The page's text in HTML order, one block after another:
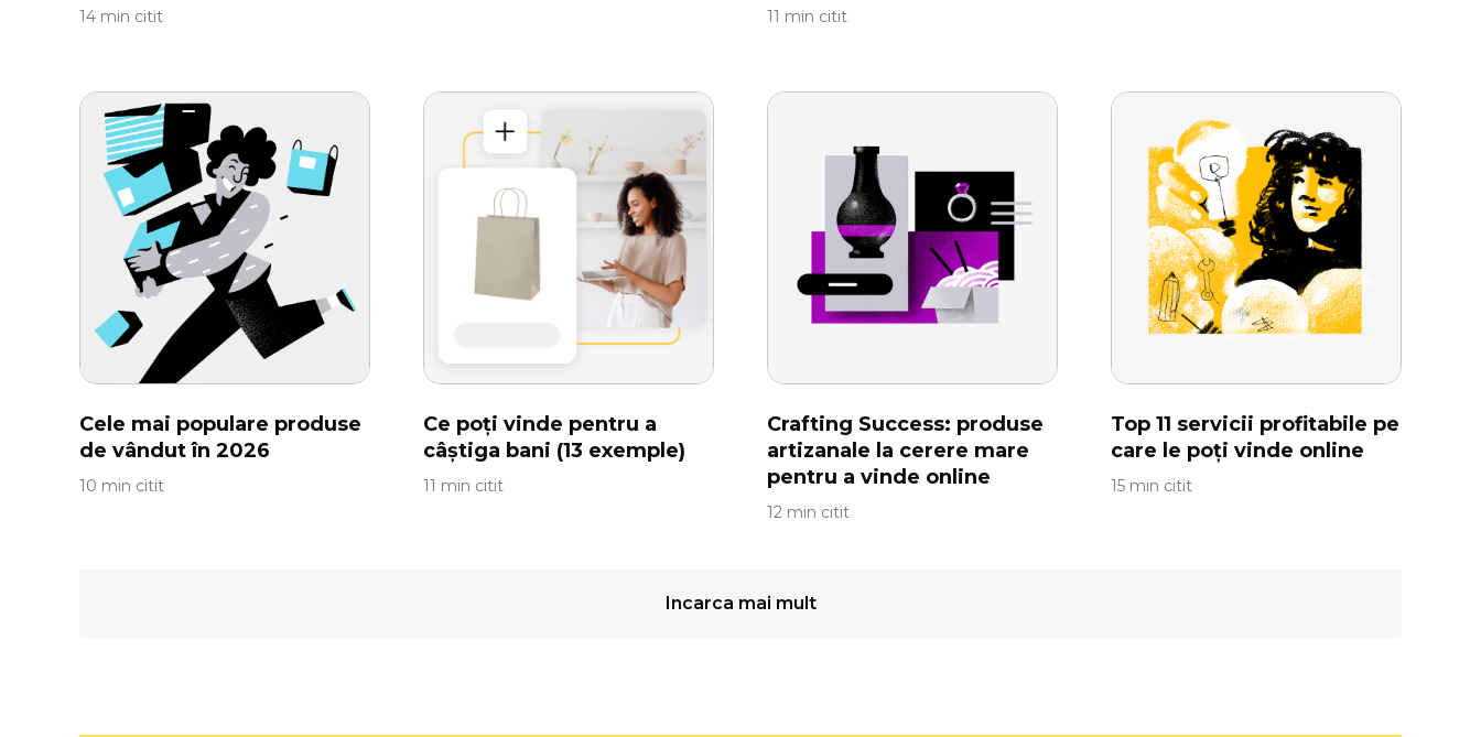
14 min citit 11 min citit
Cele mai populare produse
de vândut în 2026
10 min citit
Ce poți vinde pentru a
câștiga bani (13 exemple)
11 min citit
Crafting Success: produse
artizanale la cerere mare
pentru a vinde online
12 min citit
Top 11 servicii profitabile pe
care le poți vinde online
15 min citit
Incarca mai mult